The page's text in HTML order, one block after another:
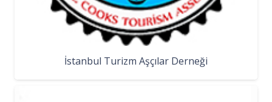
İstanbul Turizm Aşçılar Derneği